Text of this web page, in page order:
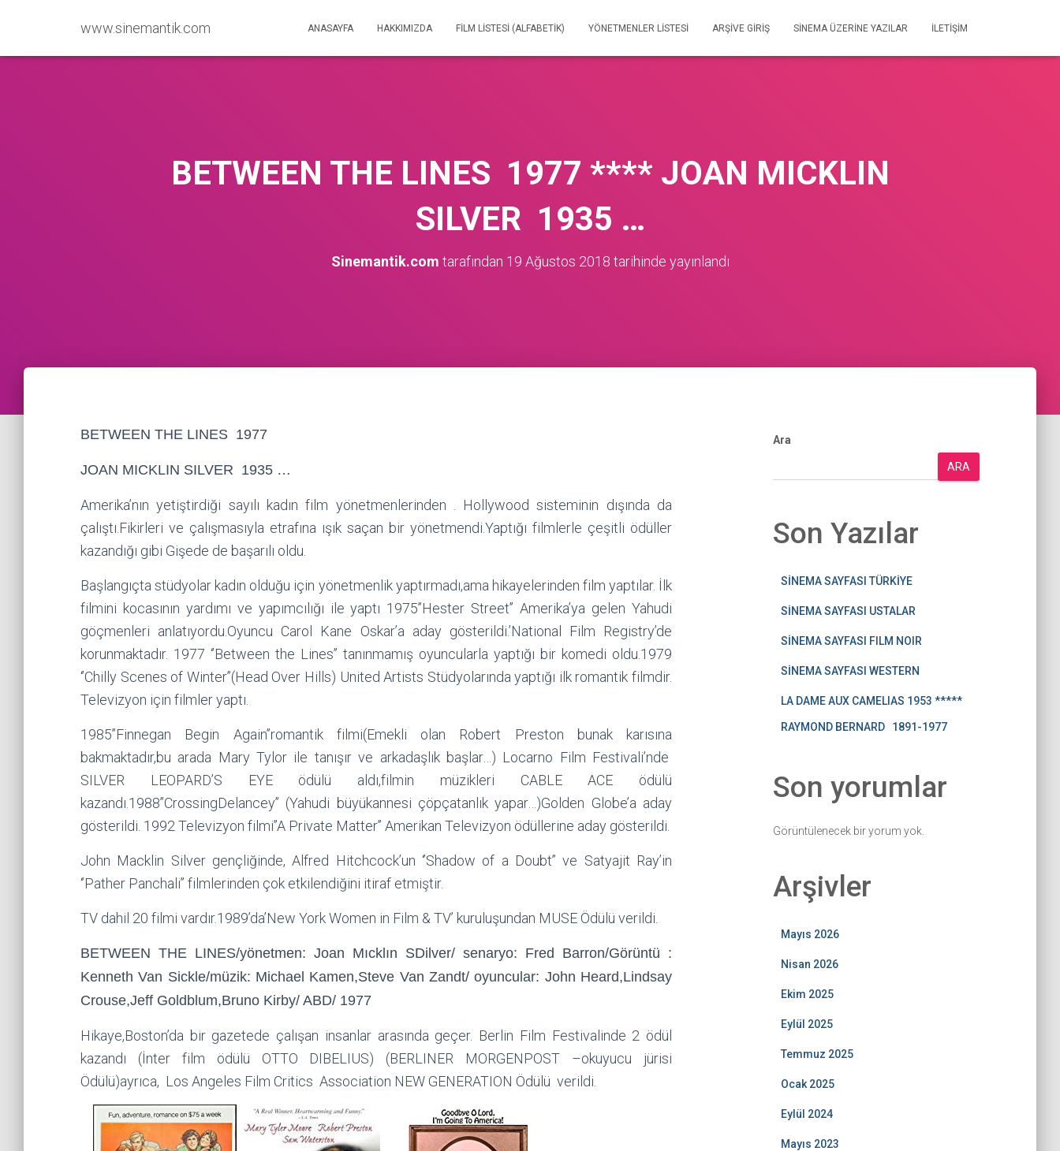
www.sinemantik.com ANASAYFA HAKKIMIZDA FILM LISTESI (ALFABETIK) YÖNETMENLER LISTESI ARŞIVE GIRIŞ SİNEMA ÜZERİNE YAZILAR İLETIŞIM
BETWEEN THE LINES 1977 **** JOAN MICKLIN
SILVER 1935 …
Sinemantik.com tarafından 19 Ağustos 2018 tarihinde yayınlandı
BETWEEN THE LINES 1977
JOAN MICKLIN SILVER 1935 …
Amerika’nın yetiştirdiği sayılı kadın film yönetmenlerinden . Hollywood sisteminin dışında da
çalıştı.Fikirleri ve çalışmasıyla etrafına ışık saçan bir yönetmendi.Yaptığı filmlerle çeşitli ödüller
kazandığı gibi Gişede de başarılı oldu.
Başlangıçta stüdyolar kadın olduğu için yönetmenlik yaptırmadı,ama hikayelerinden film yaptılar. İlk
filmini kocasının yardımı ve yapımcılığı ile yaptı 1975’’Hester Street’’ Amerika’ya gelen Yahudi
göçmenleri anlatıyordu.Oyuncu Carol Kane Oskar’a aday gösterildi.’National Film Registry’de
korunmaktadır. 1977 ‘’Between the Lines’’ tanınmamış oyuncularla yaptığı bir komedi oldu.1979
‘’Chilly Scenes of Winter’’(Head Over Hills) United Artists Stüdyolarında yaptığı ilk romantik filmdir.
Televizyon için filmler yaptı.
1985’’Finnegan Begin Again’’romantik filmi(Emekli olan Robert Preston bunak karısına
bakmaktadır,bu arada Mary Tylor ile tanışır ve arkadaşlık başlar…) Locarno Film Festivali’nde
SILVER LEOPARD’S EYE ödülü aldı,filmin müzikleri CABLE ACE ödülü
kazandı.1988’’CrossingDelancey’’ (Yahudi büyükannesi çöpçatanlık yapar…)Golden Globe’a aday
gösterildi. 1992 Televizyon filmi’’A Private Matter’’ Amerikan Televizyon ödüllerine aday gösterildi.
John Macklin Silver gençliğinde, Alfred Hitchcock’un ‘’Shadow of a Doubt’’ ve Satyajit Ray’in
‘’Pather Panchali’’ filmlerinden çok etkilendiğini itiraf etmiştir.
TV dahil 20 filmi vardır.1989’da’New York Women in Film & TV’ kuruluşundan MUSE Ödülü verildi.
BETWEEN THE LINES/yönetmen: Joan Mıcklın SDilver/ senaryo: Fred Barron/Görüntü :
Kenneth Van Sickle/müzik: Michael Kamen,Steve Van Zandt/ oyuncular: John Heard,Lindsay
Crouse,Jeff Goldblum,Bruno Kirby/ ABD/ 1977
Hikaye,Boston’da bir gazetede çalışan insanlar arasında geçer. Berlin Film Festivalinde 2 ödül
kazandı (İnter film ödülü OTTO DIBELIUS) (BERLINER MORGENPOST –okuyucu jürisi
Ödülü)ayrıca, Los Angeles Film Critics Association NEW GENERATION Ödülü verildi.
Ara
ARA
Son Yazılar
SİNEMA SAYFASI TÜRKİYE
SİNEMA SAYFASI USTALAR
SİNEMA SAYFASI FILM NOIR
SİNEMA SAYFASI WESTERN
LA DAME AUX CAMELIAS 1953 *****
RAYMOND BERNARD 1891-1977
Son yorumlar
Görüntülenecek bir yorum yok.
Arşivler
Mayıs 2026
Nisan 2026
Ekim 2025
Eylül 2025
Temmuz 2025
Ocak 2025
Eylül 2024
Mayıs 2023